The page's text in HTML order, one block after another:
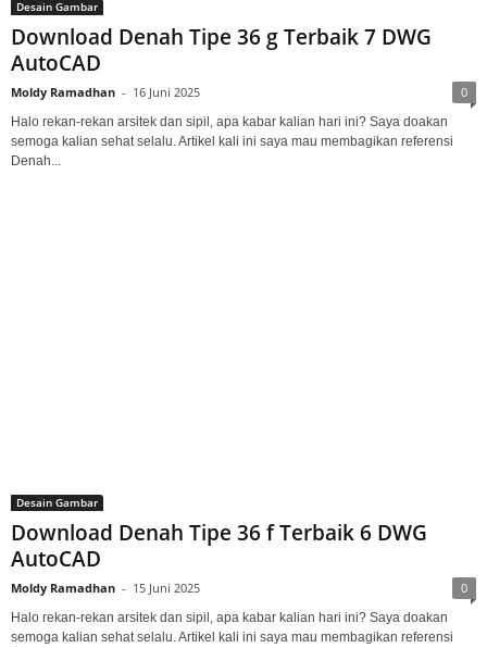
Desain Gambar
Download Denah Tipe 36 g Terbaik 7 DWG
AutoCAD
Moldy Ramadhan - 16 Juni 2025 0
Halo rekan-rekan arsitek dan sipil, apa kabar kalian hari ini? Saya doakan
semoga kalian sehat selalu. Artikel kali ini saya mau membagikan referensi
Denah...
Desain Gambar
Download Denah Tipe 36 f Terbaik 6 DWG
AutoCAD
Moldy Ramadhan - 15 Juni 2025 0
Halo rekan-rekan arsitek dan sipil, apa kabar kalian hari ini? Saya doakan
semoga kalian sehat selalu. Artikel kali ini saya mau membagikan referensi